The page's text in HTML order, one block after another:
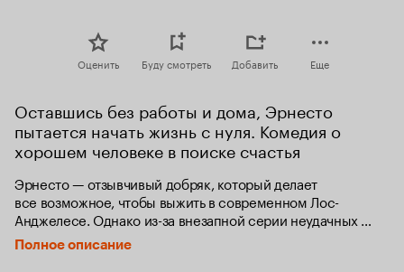
Оценить Буду смотреть Добавить Еще
Оставшись без работы и дома, Эрнесто
пытается начать жизнь с нуля. Комедия о
хорошем человеке в поиске счастья
Эрнесто — отзывчивый добряк, который делает
все возможное, чтобы выжить в современном Лос-
Анджелесе. Однако из-за внезапной серии неудачных
поворотов судьбы он теряет работу, девушку и дом, Затем,
когда все кажется безнадежным, он находит работу,
Полное описание